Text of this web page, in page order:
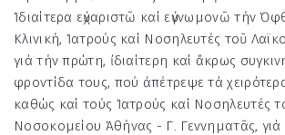
Ἰδιαίτερα εὐχαριστῶ καί εὐγνωμονῶ τήν
Κλινική, Ἰατρούς καί Νοσηλευτές τοῦ
γιά τήν πρώτη, ἰδιαίτερη καί ἄκρως
φροντίδα τους, πού ἀπέτρεψε τά
καθώς καί τούς Ἰατρούς καί Νοσηλευτές
Νοσοκομείου Ἀθήνας - Γ. Γεννηματᾶς, γιά